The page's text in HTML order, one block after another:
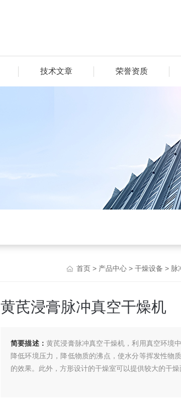
技术文章 荣誉资质
首页 > 产品中心 > 干燥设备 > 脉
黄芪浸膏脉冲真空干燥机
简要描述： 黄芪浸膏脉冲真空干燥机，利用真空环境
降低环境压力，降低物质的沸点，使水分等挥发性物
的效果。此外，方形设计的干燥室可以提供较大的干燥